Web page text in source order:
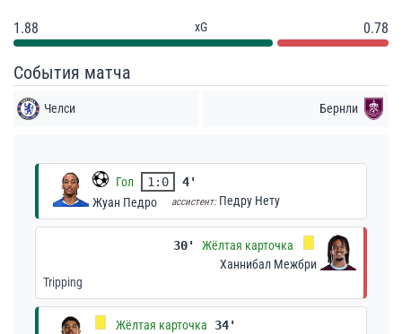
1.88 xG 0.78
События матча
Челси Бернли
Гол 1:0
4'
Жуан Педро
ассистент: Педру Нету
30'
Жёлтая карточка
Ханнибал Межбри
Tripping
Жёлтая карточка 34'